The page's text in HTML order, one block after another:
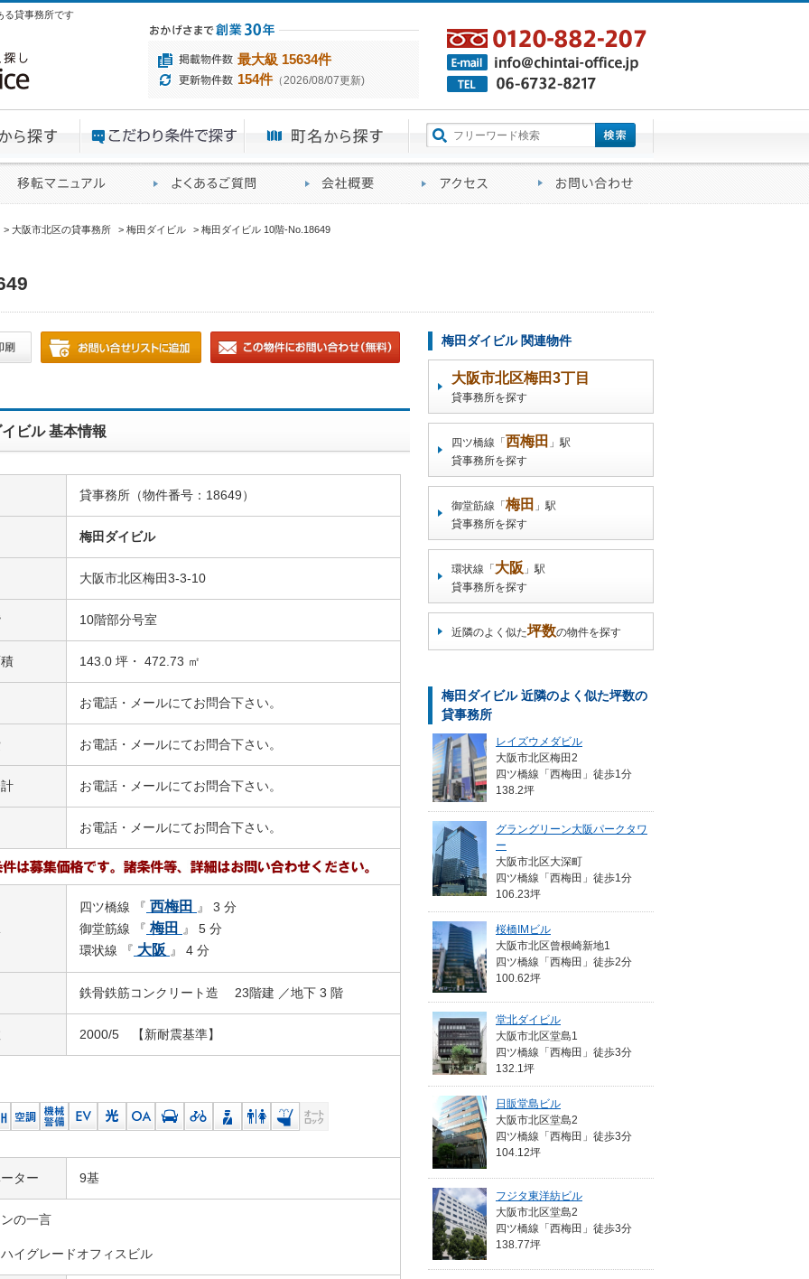
る貸事務所です
最大級 15634件
154件（2026/08/07更新)
大阪市北区の貸事務所 梅田ダイビル 梅田ダイビル 10階-No.18649
ビル 基本情報
貸事務所（物件番号：18649）
梅田ダイビル
大阪市北区梅田3-3-10
10階部分号室
143.0 坪・ 472.73 ㎡
お電話・メールにてお問合下さい。
お電話・メールにてお問合下さい。
お電話・メールにてお問合下さい。
お電話・メールにてお問合下さい。
四ツ橋線 『 西梅田
』 3 分
御堂筋線 『 梅田
』 5 分
環状線 『 大阪 』 4 分
鉄骨鉄筋コンクリート造 23階建 ／地下 3 階
2000/5 【新耐震基準】
ター 9基
の一言
イグレードオフィスビル
梅田ダイビル 関連物件
大阪市北区梅田3丁目
貸事務所を探す
四ツ橋線「 西梅田 」駅
貸事務所を探す
御堂筋線「 梅田 」駅
貸事務所を探す
環状線「 大阪 」駅
貸事務所を探す
近隣のよく似た坪数の物件を探す
梅田ダイビル 近隣のよく似た坪数の
貸事務所
レイズウメダビル
大阪市北区梅田2
四ツ橋線「西梅田」徒歩1分
138.2坪
グラングリーン大阪パークタワ
ー
大阪市北区大深町
四ツ橋線「西梅田」徒歩1分
106.23坪
桜橋IMビル
大阪市北区曾根崎新地1
四ツ橋線「西梅田」徒歩2分
100.62坪
堂北ダイビル
大阪市北区堂島1
四ツ橋線「西梅田」徒歩3分
132.1坪
日販堂島ビル
大阪市北区堂島2
四ツ橋線「西梅田」徒歩3分
104.12坪
フジタ東洋紡ビル
大阪市北区堂島2
四ツ橋線「西梅田」徒歩3分
138.77坪